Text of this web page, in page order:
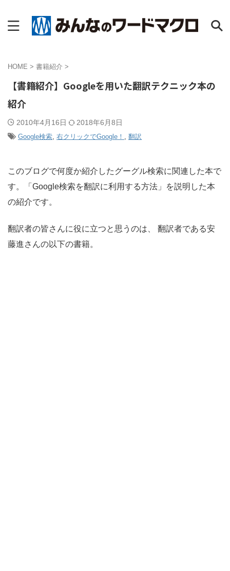
HOME > 書籍紹介 >
【書籍紹介】Googleを用いた翻訳テクニック本の
紹介
2010年4月16日 2018年6月8日
Google検索, 右クリックでGoogle！ , 翻訳
このブログで何度か紹介したグーグル検索に関連した本で
す。「Google検索を翻訳に利用する方法」を説明した本
の紹介です。
翻訳者の皆さんに役に立つと思うのは、 翻訳者である安
藤進さんの以下の書籍。